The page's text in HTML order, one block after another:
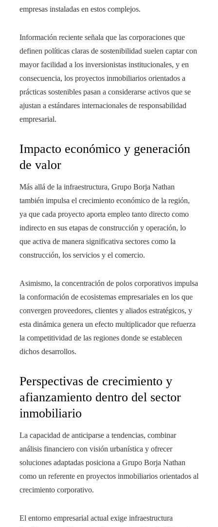
empresas instaladas en estos complejos.
Información reciente señala que las corporaciones que
definen políticas claras de sostenibilidad suelen captar con
mayor facilidad a los inversionistas institucionales, y en
consecuencia, los proyectos inmobiliarios orientados a
prácticas sostenibles pasan a considerarse activos que se
ajustan a estándares internacionales de responsabilidad
empresarial.
Impacto económico y generación
de valor
Más allá de la infraestructura, Grupo Borja Nathan
también impulsa el crecimiento económico de la región,
ya que cada proyecto aporta empleo tanto directo como
indirecto en sus etapas de construcción y operación, lo
que activa de manera significativa sectores como la
construcción, los servicios y el comercio.
Asimismo, la concentración de polos corporativos impulsa
la conformación de ecosistemas empresariales en los que
convergen proveedores, clientes y aliados estratégicos, y
esta dinámica genera un efecto multiplicador que refuerza
la competitividad de las regiones donde se establecen
dichos desarrollos.
Perspectivas de crecimiento y
afianzamiento dentro del sector
inmobiliario
La capacidad de anticiparse a tendencias, combinar
análisis financiero con visión urbanística y ofrecer
soluciones adaptadas posiciona a Grupo Borja Nathan
como un referente en proyectos inmobiliarios orientados al
crecimiento corporativo.
El entorno empresarial actual exige infraestructura